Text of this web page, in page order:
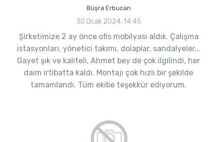
Büşra Erbucan
30 Ocak 2024, 14:45
Şirketimize 2 ay önce ofis mobilyası aldık. Çalışma
istasyonları, yönetici takımı, dolaplar, sandalyeler...
Gayet şık ve kaliteli, Ahmet bey de çok ilgilindi, her
daim irtibatta kaldı. Montajı çok hızlı bir şekilde
tamamlandı. Tüm ekibe teşekkür ediyorum.